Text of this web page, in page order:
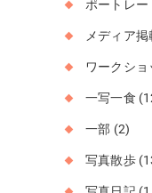
ポートレー
メディア掲
ワークシ
一写一食
一部 (2)
写真散歩